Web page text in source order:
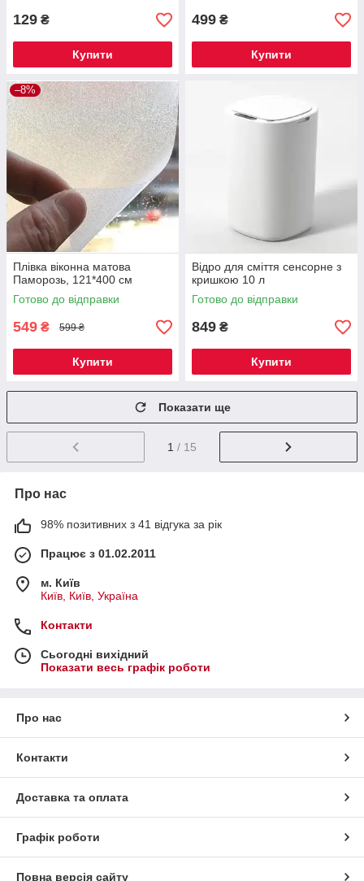
129 ₴
Купити
499 ₴
Купити
–8%
Плівка віконна матова
Паморозь, 121*400 см
Готово до відправки
549 ₴ 599 ₴
Купити
Відро для сміття сенсорне з
кришкою 10 л
Готово до відправки
849 ₴
Купити
Показати ще
1 / 15
Про нас
98% позитивних з 41 відгука за рік
Працює з 01.02.2011
м. Київ
Київ, Київ, Україна
Контакти
Сьогодні вихідний
Показати весь графік роботи
Про нас
Контакти
Доставка та оплата
Графік роботи
Повна версія сайту